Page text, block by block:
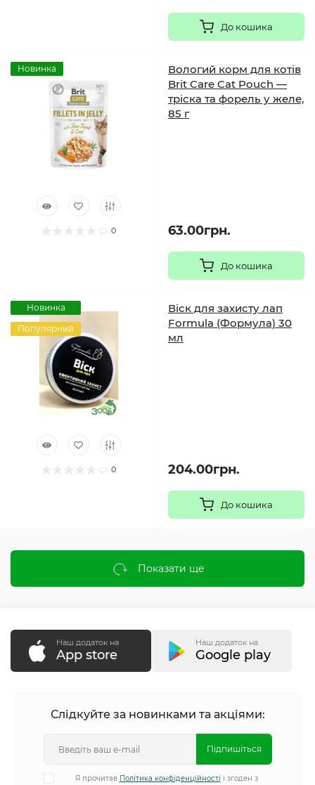
До кошика
Новинка
0
Вологий корм для котів
Brit Care Cat Pouch —
тріска та форель у желе,
85 г
63.00грн.
До кошика
Новинка
Популярний
0
Віск для захисту лап
Formula (Формула) 30
мл
204.00грн.
До кошика
Показати ще
Наш додаток на
App store
Наш додаток на
Google play
Слідкуйте за новинками та акціями:
Підпишіться
Я прочитав Політика конфіденційності і згоден з